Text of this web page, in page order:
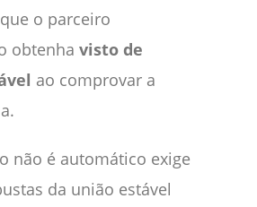
o parceiro
obtenha visto de
ao comprovar a
não é automático exige
da união estável